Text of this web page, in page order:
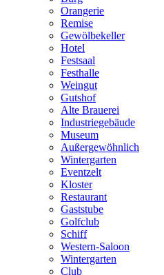
Orangerie
Remise
Gewölbekeller
Hotel
Festsaal
Festhalle
Weingut
Gutshof
Alte Brauerei
Industriegebäude
Museum
Außergewöhnlich
Wintergarten
Eventzelt
Kloster
Restaurant
Gaststube
Golfclub
Schiff
Western-Saloon
Wintergarten
Club